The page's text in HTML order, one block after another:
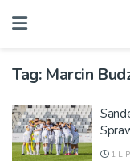
Tag: Marcin
1